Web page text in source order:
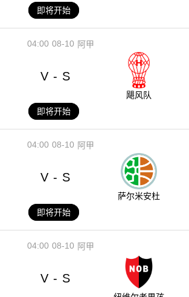
即将开始
08-10
04:00 阿甲
V - S
飓风队
即将开始
08-10
04:00 阿甲
V - S
萨尔米安杜
即将开始
08-10
04:00 阿甲
V - S